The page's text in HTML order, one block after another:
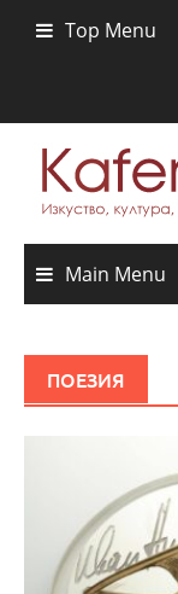
Top Menu
Main Menu
ПОЕЗИЯ